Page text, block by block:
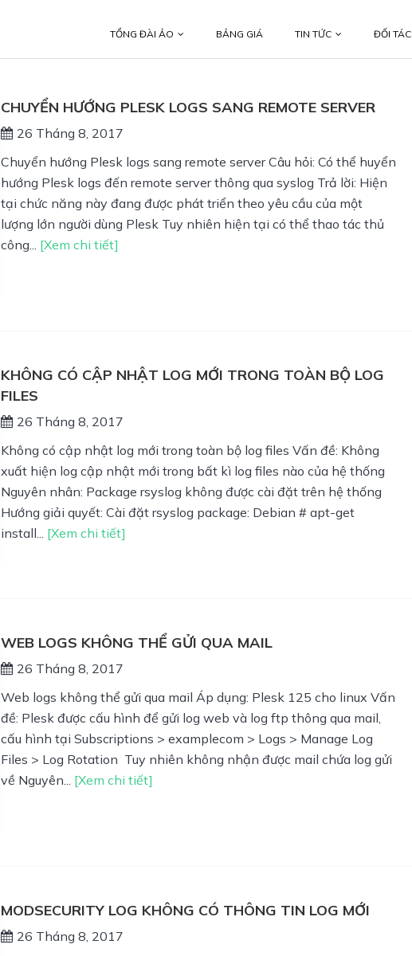
TỔNG ĐÀI ẢO BẢNG GIÁ TIN TỨC ĐỐI TÁC
CHUYỂN HƯỚNG PLESK LOGS SANG REMOTE SERVER
26 Tháng 8, 2017
Chuyển hướng Plesk logs sang remote server Câu hỏi: Có thể huyển
hướng Plesk logs đến remote server thông qua syslog Trả lời: Hiện
tại chức năng này đang được phát triển theo yêu cầu của một
lượng lớn người dùng Plesk Tuy nhiên hiện tại có thể thao tác thủ
công... [Xem chi tiết]
KHÔNG CÓ CẬP NHẬT LOG MỚI TRONG TOÀN BỘ LOG
FILES
26 Tháng 8, 2017
Không có cập nhật log mới trong toàn bộ log files Vấn đề: Không
xuất hiện log cập nhật mới trong bất kì log files nào của hệ thống
Nguyên nhân: Package rsyslog không được cài đặt trên hệ thống
Hướng giải quyết: Cài đặt rsyslog package: Debian # apt-get
install... [Xem chi tiết]
WEB LOGS KHÔNG THỂ GỬI QUA MAIL
26 Tháng 8, 2017
Web logs không thể gửi qua mail Áp dụng: Plesk 125 cho linux Vấn
đề: Plesk được cấu hình để gửi log web và log ftp thông qua mail,
cấu hình tại Subscriptions > examplecom > Logs > Manage Log
Files > Log Rotation Tuy nhiên không nhận được mail chứa log gửi
về Nguyên... [Xem chi tiết]
MODSECURITY LOG KHÔNG CÓ THÔNG TIN LOG MỚI
26 Tháng 8, 2017